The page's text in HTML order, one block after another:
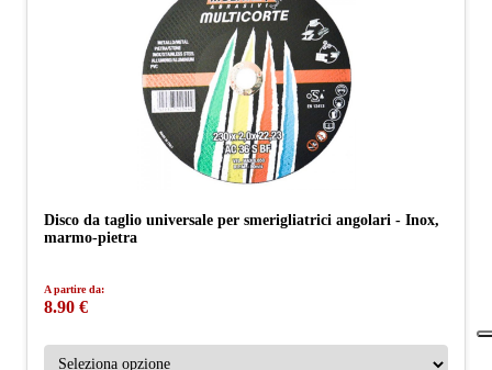
Disco da taglio universale per smerigliatrici angolari - Inox,
marmo-pietra
A partire da:
8.90 €